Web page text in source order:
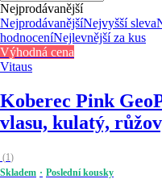
Nejprodávanější
NejprodávanějšíNejvyšší sleva
hodnoceníNejlevnější za kus
Výhodná cena
Vitaus
Koberec Pink Geo
vlasu, kulatý,
(1)
Skladem
Poslední kousky